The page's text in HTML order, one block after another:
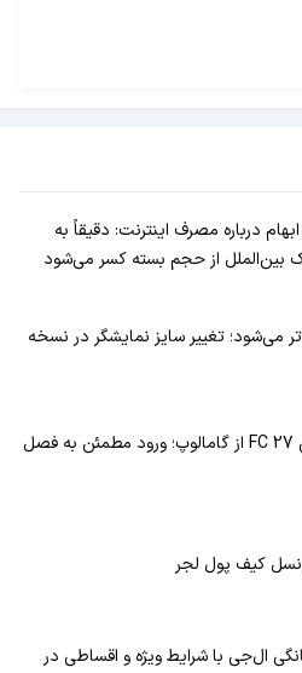
درباره مصرف اینترنت: دقیقاً به
بین‌الملل از حجم بسته کسر می‌شود
بزرگ‌تر می‌شود؛ تغییر سایز نمایشگر در نسخه
خرید اکانت قانونی FC 27 از گامالوپ؛ ورود مطمئن به فصل
کیف پول لجر
ال‌جی با شرایط ویژه و اقساطی در